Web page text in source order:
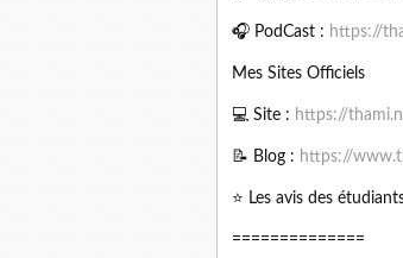
🎧 PodCast : https://
Mes Sites Officiels
💻 Site : https://
📝 Blog : https://
⭐ Les avis des
==============